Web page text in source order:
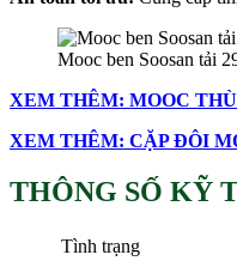
Mooc ben Soosan tải
XEM THÊM: MOOC
XEM THÊM: CẶP ĐÔI
THÔNG SỐ KỸ
Tình trạng